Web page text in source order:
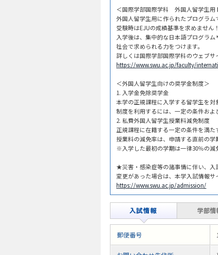
＜国際学部国際学科 外国人留学生用
外国人留学生用に作られたプログラ
受験時はEJUの成績基準を求めません
入学後は、集中的な日本語プログラ
社会で求められる力をつけます。
詳しくは国際学部国際学科のウェブ
https://www.swu.ac.jp/faculty/
＜外国人留学生向けの奨学金制度＞
1. 入学金免除奨学金
本学の正規課程に入学する留学生を
制度を利用するには、一定の条件お
2. 私費外国人留学生授業料減免制度
正規課程に在籍する一定の条件を満
授業料の減免率は、申請する直前の学
※入学した最初の学期は一律30％の減
★災害・感染症等の諸事情に伴い、入
変更があった場合は、本学入試情報
https://www.swu.ac.jp/admission/
郵便番号